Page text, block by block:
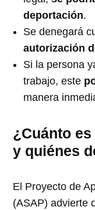
deportación.
Se denegará
autorización
Si la persona
trabajo, este
manera
¿Cuánto
y quiénes
El Proyecto de
(ASAP) advierte